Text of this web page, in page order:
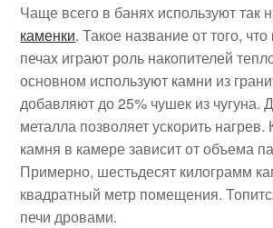
Чаще всего в банях используют так
каменки. Такое название от того,
печах играют роль накопителей
основном используют камни из
добавляют до 25% чушек из чугуна.
металла позволяет ускорить нагрев.
камня в камере зависит от объема
Примерно, шестьдесят килограмм
квадратный метр помещения.
печи дровами.